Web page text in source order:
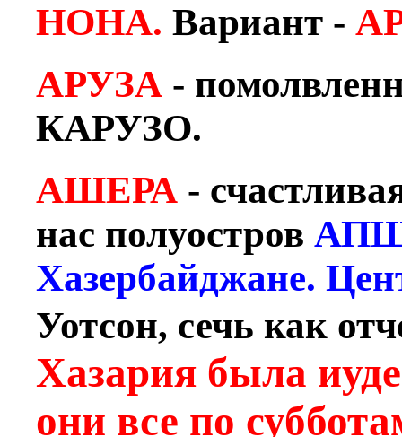
НОНА. Вариант -
АРУЗА -
КАРУЗО.
АШЕРА -
нас полуостров
Хазербайджане.
Уотсон, сечь как
Хазария была
они все по